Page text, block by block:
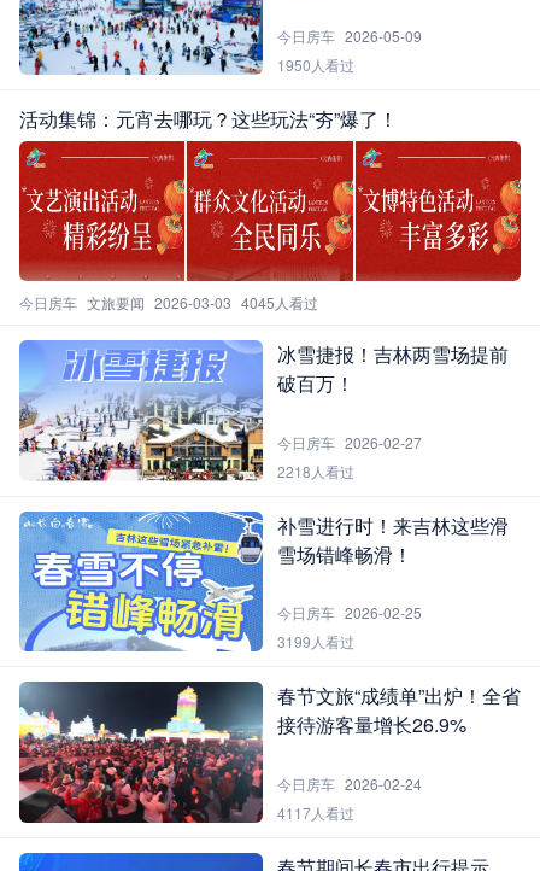
今日房车 2026-05-09
1950人看过
活动集锦：元宵去哪玩？这些玩法“夯”爆了！
今日房车 文旅要闻 2026-03-03 4045人看过
冰雪捷报！吉林两雪场提前
破百万！
今日房车 2026-02-27
2218人看过
补雪进行时！来吉林这些滑
雪场错峰畅滑！
今日房车 2026-02-25
3199人看过
春节文旅“成绩单”出炉！全省
接待游客量增长26.9%
今日房车 2026-02-24
4117人看过